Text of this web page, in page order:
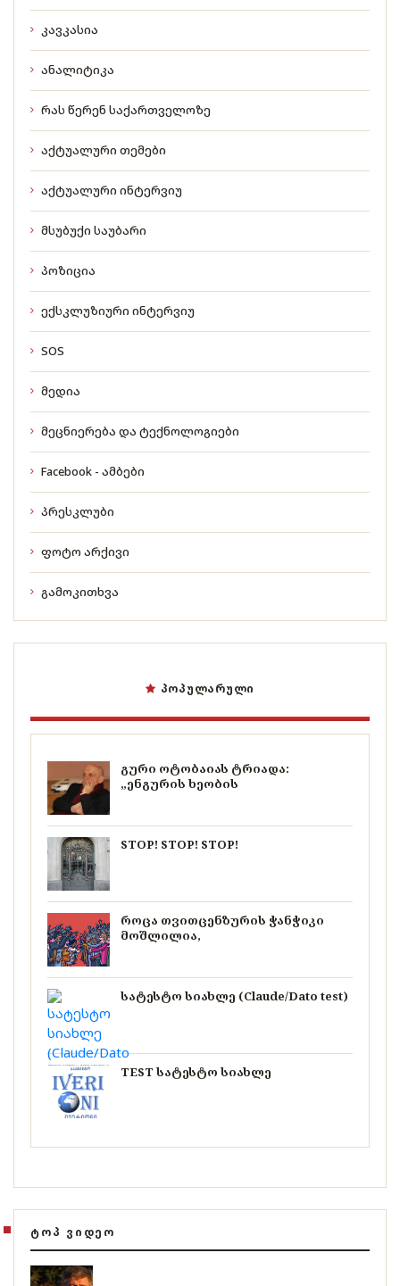
კავკასია
ანალიტიკა
რას წერენ საქართველოზე
აქტუალური თემები
აქტუალური ინტერვიუ
მსუბუქი საუბარი
პოზიცია
ექსკლუზიური ინტერვიუ
SOS
მედია
მეცნიერება და ტექნოლოგიები
Facebook - ამბები
პრესკლუბი
ფოტო არქივი
გამოკითხვა
ᲞᲝᲞᲣᲚᲐᲠᲣᲚᲘ
გური ოტობაიას ტრიადა:
„ენგურის ხეობის
STOP! STOP! STOP!
როცა თვითცენზურის ჭანჭიკი
მოშლილია,
სატესტო სიახლე (Claude/Dato test)
TEST სატესტო სიახლე
ᲢᲝᲞ ᲕᲘᲓᲔᲝ